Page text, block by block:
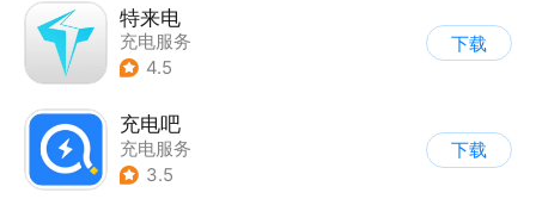
特来电
充电服务
4.5
下载
充电吧
充电服务
3.5
下载